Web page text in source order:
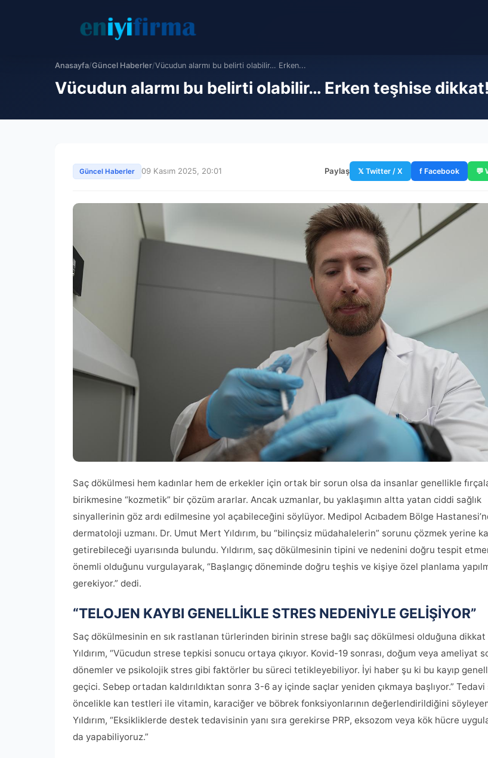
Anasayfa/Güncel Haberler/Vücudun alarmı bu belirti olabilir… Erken...
Vücudun alarmı bu belirti olabilir… Erken teşhise
Güncel Haberler 09 Kasım 2025, 20:01 Paylaş 𝕏 Twitter / X f Facebook 💬
Saç dökülmesi hem kadınlar hem de erkekler için ortak bir sorun olsa da insanlar genellikle
birikmesine “kozmetik” bir çözüm ararlar. Ancak uzmanlar, bu yaklaşımın altta yatan ciddi sağlık
sinyallerinin göz ardı edilmesine yol açabileceğini söylüyor. Medipol Acıbadem Bölge
dermatoloji uzmanı. Dr. Umut Mert Yıldırım, bu “bilinçsiz müdahalelerin” sorunu çözmek yerine
getirebileceği uyarısında bulundu. Yıldırım, saç dökülmesinin tipini ve nedenini doğru tespit
önemli olduğunu vurgulayarak, “Başlangıç ​​döneminde doğru teşhis ve kişiye özel planlama
gerekiyor.” dedi.
“TELOJEN KAYBI GENELLİKLE STRES NEDENİYLE GELİŞİYOR”
Saç dökülmesinin en sık rastlanan türlerinden birinin strese bağlı saç dökülmesi olduğuna dikkat
Yıldırım, “Vücudun strese tepkisi sonucu ortaya çıkıyor. Kovid-19 sonrası, doğum veya ameliyat
dönemler ve psikolojik stres gibi faktörler bu süreci tetikleyebiliyor. İyi haber şu ki bu kayıp
geçici. Sebep ortadan kaldırıldıktan sonra 3-6 ay içinde saçlar yeniden çıkmaya başlıyor.”
öncelikle kan testleri ile vitamin, karaciğer ve böbrek fonksiyonlarının değerlendirildiğini
Yıldırım, “Eksikliklerde destek tedavisinin yanı sıra gerekirse PRP, eksozom veya kök hücre
da yapabiliyoruz.”